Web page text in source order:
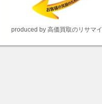
produced by 高価買取のリサマイ